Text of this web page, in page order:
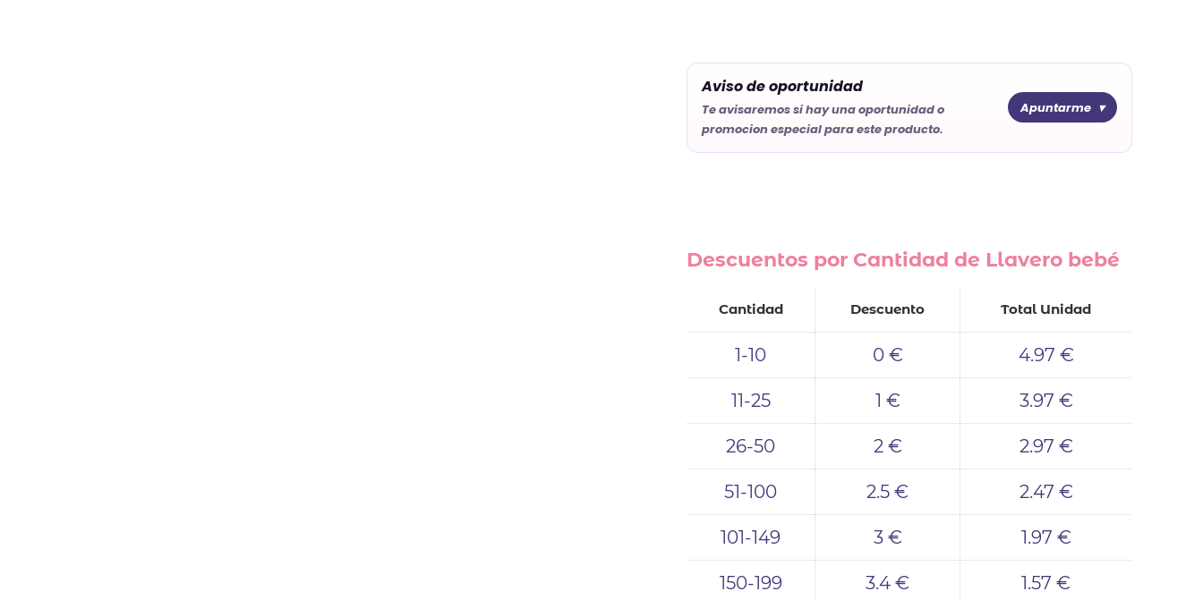
Aviso de oportunidad
Te avisaremos si hay una oportunidad o
promocion especial para este producto.
Apuntarme
Descuentos por Cantidad de Llavero bebé
Cantidad Descuento Total Unidad
1-10 0 € 4.97 €
11-25 1 € 3.97 €
26-50 2 € 2.97 €
51-100 2.5 € 2.47 €
101-149 3 € 1.97 €
150-199 3.4 € 1.57 €